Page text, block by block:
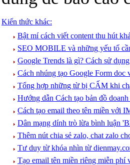
Kiến thức khác:
Bật mí cách viết content thu hút
SEO MOBILE và những yếu tố
Google Trends là gì? Cách sử
Cách nhúng tạo Google Form doc
Tổng hợp những từ bị CẤM khi
Hướng dẫn Cách tạo bản đồ
Cách tạo email theo tên miền với
Dân mạng dính trò lừa bình luận
Thêm nút chia sẻ zalo, chat zalo
Tư duy từ khóa nhìn từ
Tạo email tên miền riêng miễn phí